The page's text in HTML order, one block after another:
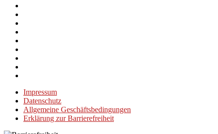
Impressum
Datenschutz
Allgemeine Geschäftsbedingungen
Erklärung zur Barrierefreiheit